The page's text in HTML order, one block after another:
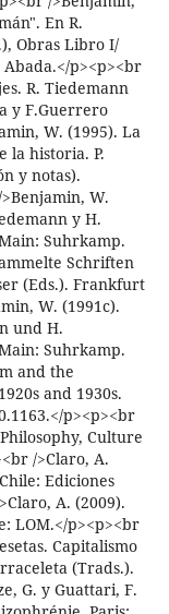
En R.
Obras Libro I/
p><p><br
R. Tiedemann
y F.Guerrero
W. (1995). La
la historia. P.
y notas).
W.
y H.
Suhrkamp.
Schriften
(Eds.). Frankfurt
W. (1991c).
und H.
Suhrkamp.
and the
and 1930s.
p><p><br
Culture
/>Claro, A.
Ediciones
A. (2009).
LOM.</p><p><br
Capitalismo
(Trads.).
G. y Guattari, F.